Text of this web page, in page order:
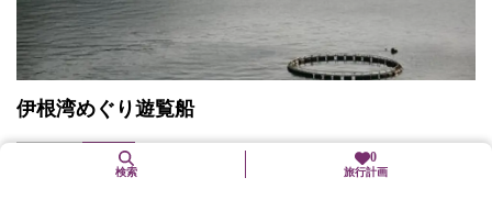
伊根湾めぐり遊覧船
交通 0
旅行計画
検索